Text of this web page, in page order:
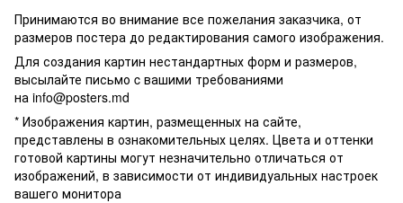
Принимаются во внимание все пожелания заказчика, от
размеров постера до редактирования самого изображения.
Для создания картин нестандартных форм и размеров,
высылайте письмо c вашими требованиями
на info@posters.md
* Изображения картин, размещенных на сайте,
представлены в ознакомительных целях. Цвета и оттенки
готовой картины могут незначительно отличаться от
изображений, в зависимости от индивидуальных настроек
вашего монитора